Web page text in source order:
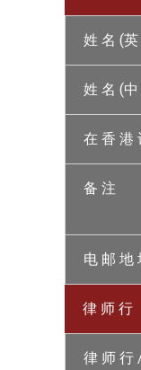
姓 名 (英
姓 名 (中
在 香 港
备 注
电 邮 地
律 师 行
律 师 行